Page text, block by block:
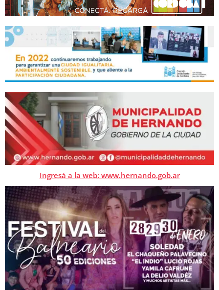
Ingresá a la web: www.hernando.gob.ar